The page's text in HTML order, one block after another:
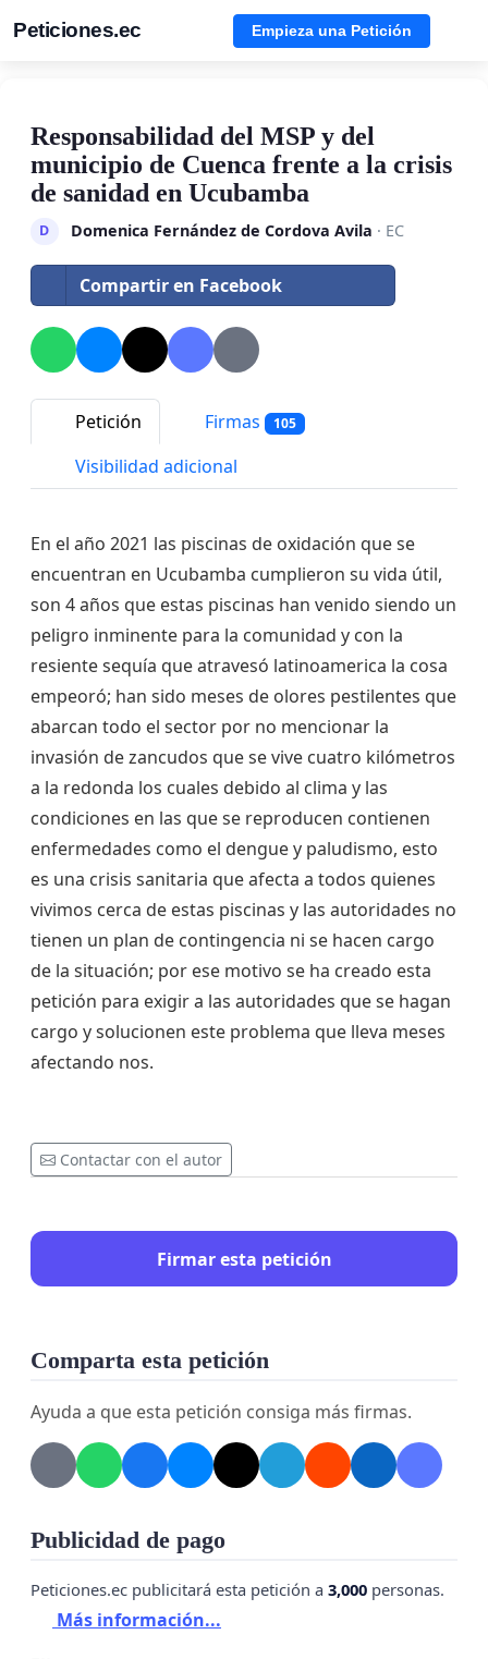
Peticiones.ec Empieza una Petición
Responsabilidad del MSP y del
municipio de Cuenca frente a la crisis
de sanidad en Ucubamba
D Domenica Fernández de Cordova Avila · EC
Compartir en Facebook
Petición Firmas 105
Visibilidad adicional
En el año 2021 las piscinas de oxidación que se
encuentran en Ucubamba cumplieron su vida útil,
son 4 años que estas piscinas han venido siendo un
peligro inminente para la comunidad y con la
resiente sequía que atravesó latinoamerica la cosa
empeoró; han sido meses de olores pestilentes que
abarcan todo el sector por no mencionar la
invasión de zancudos que se vive cuatro kilómetros
a la redonda los cuales debido al clima y las
condiciones en las que se reproducen contienen
enfermedades como el dengue y paludismo, esto
es una crisis sanitaria que afecta a todos quienes
vivimos cerca de estas piscinas y las autoridades no
tienen un plan de contingencia ni se hacen cargo
de la situación; por ese motivo se ha creado esta
petición para exigir a las autoridades que se hagan
cargo y solucionen este problema que lleva meses
afectando nos.
Contactar con el autor
Firmar esta petición
Comparta esta petición
Ayuda a que esta petición consiga más firmas.
Publicidad de pago
Peticiones.ec publicitará esta petición a 3,000 personas.
Más información...